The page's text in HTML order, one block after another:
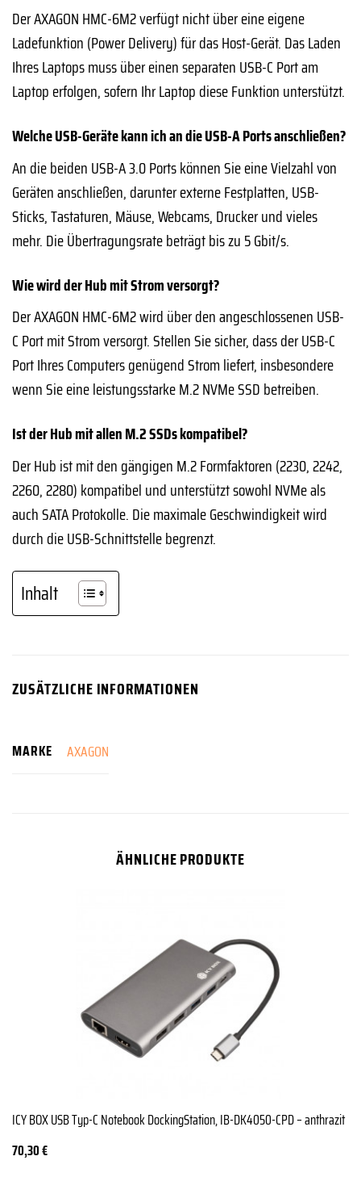
Der AXAGON HMC-6M2 verfügt nicht über eine eigene
Ladefunktion (Power Delivery) für das Host-Gerät. Das Laden
Ihres Laptops muss über einen separaten USB-C Port am
Laptop erfolgen, sofern Ihr Laptop diese Funktion unterstützt.
Welche USB-Geräte kann ich an die USB-A Ports anschließen?
An die beiden USB-A 3.0 Ports können Sie eine Vielzahl von
Geräten anschließen, darunter externe Festplatten, USB-
Sticks, Tastaturen, Mäuse, Webcams, Drucker und vieles
mehr. Die Übertragungsrate beträgt bis zu 5 Gbit/s.
Wie wird der Hub mit Strom versorgt?
Der AXAGON HMC-6M2 wird über den angeschlossenen USB-
C Port mit Strom versorgt. Stellen Sie sicher, dass der USB-C
Port Ihres Computers genügend Strom liefert, insbesondere
wenn Sie eine leistungsstarke M.2 NVMe SSD betreiben.
Ist der Hub mit allen M.2 SSDs kompatibel?
Der Hub ist mit den gängigen M.2 Formfaktoren (2230, 2242,
2260, 2280) kompatibel und unterstützt sowohl NVMe als
auch SATA Protokolle. Die maximale Geschwindigkeit wird
durch die USB-Schnittstelle begrenzt.
Inhalt
ZUSÄTZLICHE INFORMATIONEN
MARKE AXAGON
ÄHNLICHE PRODUKTE
ICY BOX USB Typ-C Notebook DockingStation, IB-DK4050-CPD – anthrazit
70,30€